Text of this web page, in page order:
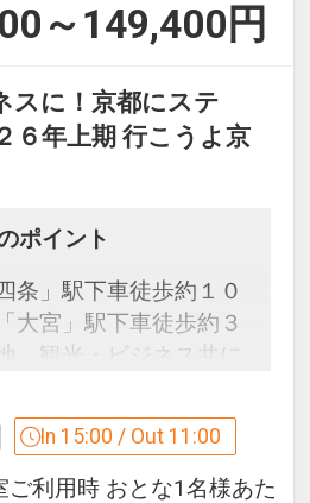
～149,400 円
スに！京都にステ
６年上期 行こうよ京
ポイント
条」駅下車徒歩約１０
大宮」駅下車徒歩約３
。観光・ビジネス共に
」と「朝食付プラン」
す。
In 15:00 / Out 11:00
ご利用時 おとな1名様あた